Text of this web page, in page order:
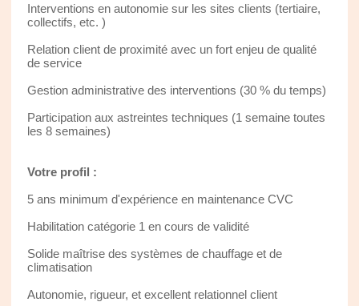
Interventions en autonomie sur les sites clients (tertiaire,
collectifs, etc. )
Relation client de proximité avec un fort enjeu de qualité
de service
Gestion administrative des interventions (30 % du temps)
Participation aux astreintes techniques (1 semaine toutes
les 8 semaines)
Votre profil :
5 ans minimum d'expérience en maintenance CVC
Habilitation catégorie 1 en cours de validité
Solide maîtrise des systèmes de chauffage et de
climatisation
Autonomie, rigueur, et excellent relationnel client